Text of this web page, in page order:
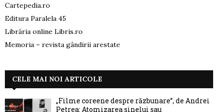
Cartepedia.ro
Editura Paralela 45
Librăria online Libris.ro
Memoria – revista gândirii arestate
CELE MAI NOI ARTICOLE
„Filme coreene despre răzbunare”, de Andrei
Petrea: Atomizarea sinelui sau